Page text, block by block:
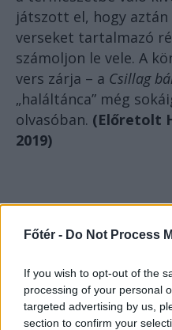
Főtér - Do Not Process
If you wish to opt-out of the
processing of your personal
targeted advertising by us,
section to confirm your
játszott el, hogy aztán
verseket tartalmazó
számoljon le vele. A
vers zárja – a Csillag
„haláltánca” még
olvasóban. (Előretolt
2019)
Péterfy Gergely: